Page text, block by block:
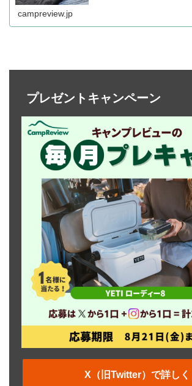
campreview.jp
プレゼントキャンペーン
X（旧Twitter）で詳しく